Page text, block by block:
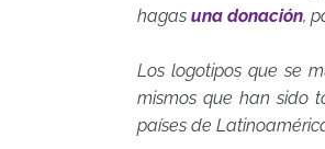
hagas una donación,
Los logotipos que se
mismos que han sido
países de